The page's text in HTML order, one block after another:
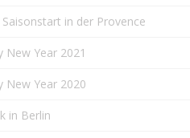
Saisonstart in der Provence
New Year 2021
New Year 2020
in Berlin